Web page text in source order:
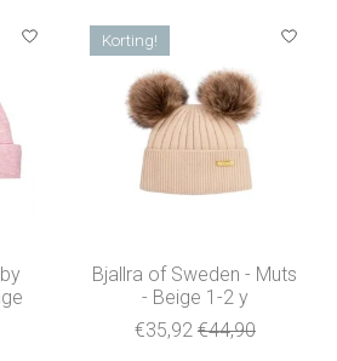
Korting!
Bjallra of Sweden - Muts
- Beige 1-2 y
€35,92 €44,90